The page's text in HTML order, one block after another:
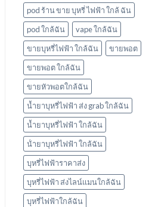
โบ
มี
กลิ่น
อะไร
บ้าง
พอต
แล้ว
ทิ้ง
marbo
pod ร้าน ขาย บุหรี่ ไฟฟ้า ใกล้ ฉัน
pod ใกล้ฉัน
vape ใกล้ฉัน
ขายบุหรี่ไฟฟ้า ใกล้ฉัน
ขายพอต
ขายพอต ใกล้ฉัน
ขายหัวพอตใกล้ฉัน
น้ำยาบุหรี่ไฟฟ้า ส่ง grab ใกล้ฉัน
น้ำยาบุหรี่ไฟฟ้า ใกล้ฉัน
น้ํายาบุหรี่ไฟฟ้า ใกล้ฉัน
บุหรี่ไฟฟ้าราคาส่ง
บุหรี่ไฟฟ้า ส่งไลน์แมนใกล้ฉัน
บุหรี่ไฟฟ้าใกล้ฉัน